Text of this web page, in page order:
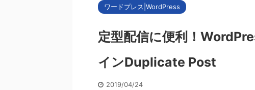
ワードプレス|WordPress
定型配信に便利！
インDuplicate Post
2019/04/24